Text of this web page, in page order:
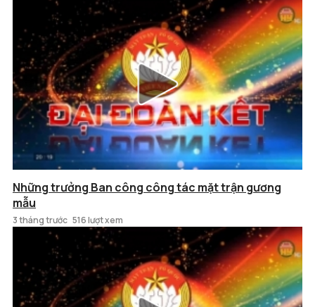
Những trưởng Ban công công tác mặt trận gương
mẫu
3 tháng trước 516 lượt xem